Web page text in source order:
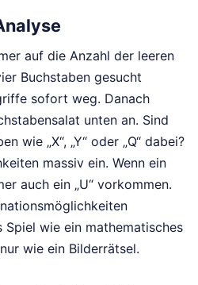
auf die Anzahl der leeren
Buchstaben gesucht
sofort weg. Danach
unten an. Sind
wie „X“, „Y“ oder „Q“ dabei?
massiv ein. Wenn ein
auch ein „U“ vorkommen.
Spiel wie ein mathematisches
wie ein Bilderrätsel.